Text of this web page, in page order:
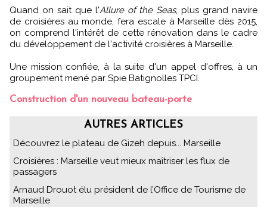
Quand on sait que l'Allure of the Seas, plus grand navire
de croisières au monde, fera escale à Marseille dès 2015,
on comprend l'intérêt de cette rénovation dans le cadre
du développement de l'activité croisières à Marseille.
Une mission confiée, à la suite d'un appel d'offres, à un
groupement mené par Spie Batignolles TPCI.
Construction d'un nouveau bateau-porte
AUTRES ARTICLES
Découvrez le plateau de Gizeh depuis... Marseille
Croisières : Marseille veut mieux maîtriser les flux de
passagers
Arnaud Drouot élu président de l’Office de Tourisme de
Marseille